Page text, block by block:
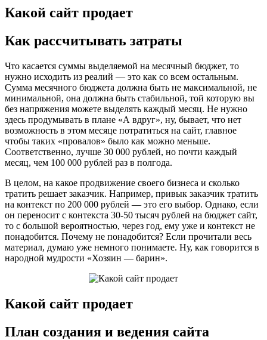
Какой сайт продает
Как рассчитывать затраты
Что касается суммы выделяемой на месячный бюджет, то
нужно исходить из реалий — это как со всем остальным.
Сумма месячного бюджета должна быть не максимальной, не
минимальной, она должна быть стабильной, той которую вы
без напряжения можете выделять каждый месяц. Не нужно
здесь продумывать в плане «А вдруг», ну, бывает, что нет
возможность в этом месяце потратиться на сайт, главное
чтобы таких «провалов» было как можно меньше.
Соответственно, лучше 30 000 рублей, но почти каждый
месяц, чем 100 000 рублей раз в полгода.
В целом, на какое продвижение своего бизнеса и сколько
тратить решает заказчик. Например, привык заказчик тратить
на контекст по 200 000 рублей — это его выбор. Однако, если
он переносит с контекста 30-50 тысяч рублей на бюджет сайт,
то с большой вероятностью, через год, ему уже и контекст не
понадобится. Почему не понадобится? Если прочитали весь
материал, думаю уже немного понимаете. Ну, как говорится в
народной мудрости «Хозяин — барин».
Какой сайт продает
План создания и ведения сайта